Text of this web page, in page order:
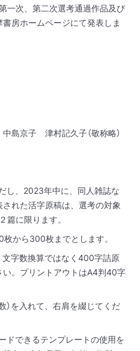
一次、第二次選考通過作品及び
房ホームページにて発表しま
京子 津村記久子（敬称略）
し、2023年中に、同人雑誌な
れた活字原稿は、選考の対象
篇に限ります。
から300枚までとします。
字数換算ではなく400字詰原
。プリントアウトはA4判40字
）を入れて、右肩を綴じてくだ
ドできるテンプレートの使用を